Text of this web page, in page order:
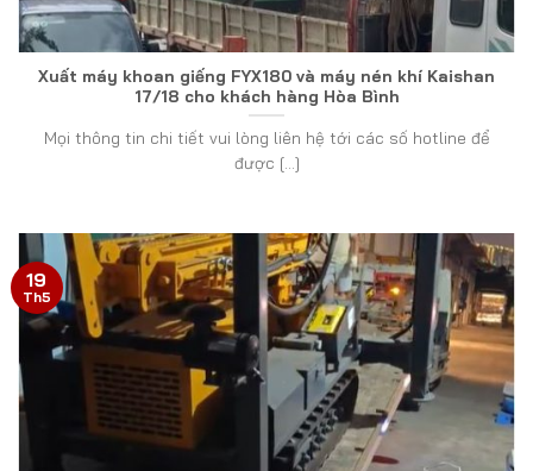
Xuất máy khoan giếng FYX180 và máy nén khí Kaishan
17/18 cho khách hàng Hòa Bình
Mọi thông tin chi tiết vui lòng liên hệ tới các số hotline để
được [...]
19
Th5